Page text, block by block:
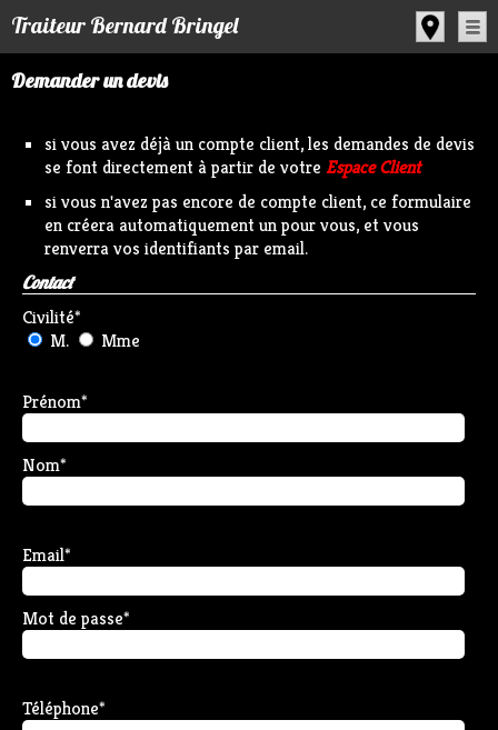
Traiteur Bernard Bringel
Demander un devis
si vous avez déjà un compte client, les demandes de devis
se font directement à partir de votre Espace Client
si vous n'avez pas encore de compte client, ce formulaire
en créera automatiquement un pour vous, et vous
renverra vos identifiants par email.
Contact
Civilité*
M.
Mme
Prénom*
Nom*
Email*
Mot de passe*
Téléphone*
Panneau de gestion des cookies